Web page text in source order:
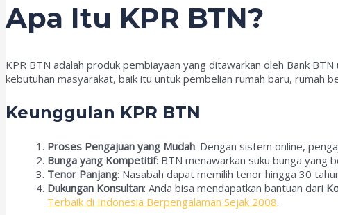
Apa Itu KPR BTN?
KPR BTN adalah produk pembiayaan yang ditawarkan oleh Bank
kebutuhan masyarakat, baik itu untuk pembelian rumah baru, rumah
Keunggulan KPR BTN
Proses Pengajuan yang Mudah: Dengan sistem online,
Bunga yang Kompetitif: BTN menawarkan suku bunga yang
Tenor Panjang: Nasabah dapat memilih tenor hingga 30
Dukungan Konsultan: Anda bisa mendapatkan bantuan dari
Terbaik di Indonesia Berpengalaman Sejak 2008.